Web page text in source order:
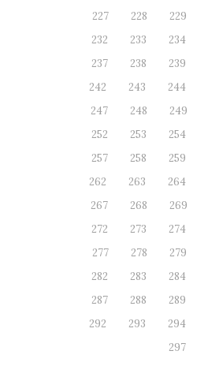
227
228 229
232
233 234
237
238 239
242
243 244
247
248 249
252
253 254
257
258 259
262
263 264
267
268 269
272
273 274
277
278 279
282
283 284
287
288 289
292
293 294
297